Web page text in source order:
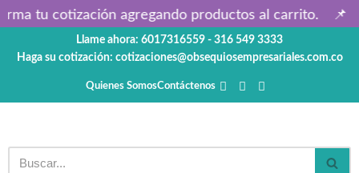
al
tu cotización agregando productos al carrito. 📌
Llame ahora: 6017316559 - 316 549 3333
Haga su cotización: cotizaciones@obsequiosempresariales.com.co
Quienes SomosContáctenos